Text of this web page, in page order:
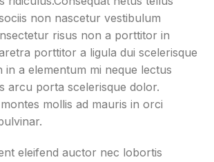
non nascetur vestibulum
risus non a porttitor in
porttitor a ligula dui scelerisque
in a elementum mi neque lectus
arcu porta scelerisque dolor.
mollis ad mauris in orci
eleifend auctor nec lobortis